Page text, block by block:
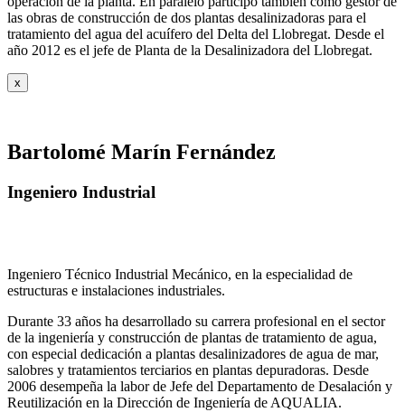
las obras de construcción de dos plantas desalinizadoras para el
tratamiento del agua del acuífero del Delta del Llobregat. Desde el
año 2012 es el jefe de Planta de la Desalinizadora del Llobregat.
x
Bartolomé Marín Fernández
Ingeniero Industrial
Ingeniero Técnico Industrial Mecánico, en la especialidad de
estructuras e instalaciones industriales.
Durante 33 años ha desarrollado su carrera profesional en el sector
de la ingeniería y construcción de plantas de tratamiento de agua,
con especial dedicación a plantas desalinizadores de agua de mar,
salobres y tratamientos terciarios en plantas depuradoras. Desde
2006 desempeña la labor de Jefe del Departamento de Desalación y
Reutilización en la Dirección de Ingeniería de AQUALIA.